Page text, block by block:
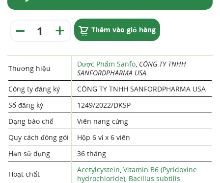
Thêm vào giỏ hàng
Thương hiệu Dược Phẩm Sanfo, CÔNG TY TNHH
SANFORDPHARMA USA
Công ty đăng ký
CÔNG TY TNHH SANFORDPHARMA USA
Số đăng ký
1249/2022/ĐKSP
Dạng bào chế
Viên nang cứng
Quy cách đóng gói
Hộp 6 vỉ x 6 viên
Hạn sử dụng
36 tháng
Hoạt chất Acetylcystein, Vitamin B6 (Pyridoxine
hydrochloride), Bacillus subtilis